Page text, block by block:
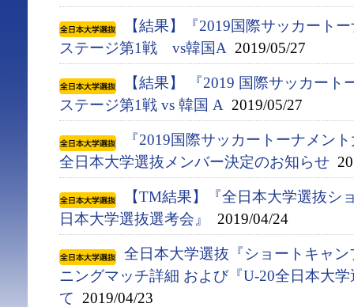
【結果】『2019国際サッカート
ステージ第1戦 vs韓国A 2019/05/27
【結果】 『2019 国際サッカー
ステージ第1戦 vs 韓国 A 2019/05/27
『2019国際サッカートーナメン
全日本大学選抜メンバー決定のお知らせ
【TM結果】『全日本大学選抜シ
日本大学選抜選考会』
2019/04/24
全日本大学選抜『ショートキャ
ニングマッチ詳細 および『U-20全日本大
て 2019/04/23